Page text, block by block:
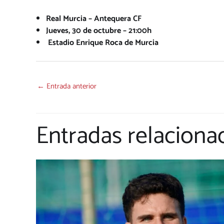
Real Murcia – Antequera CF
Jueves, 30 de octubre – 21:00h
Estadio Enrique Roca de Murcia
← Entrada anterior
Entradas